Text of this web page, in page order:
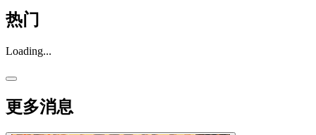
热门
Loading...
更多消息